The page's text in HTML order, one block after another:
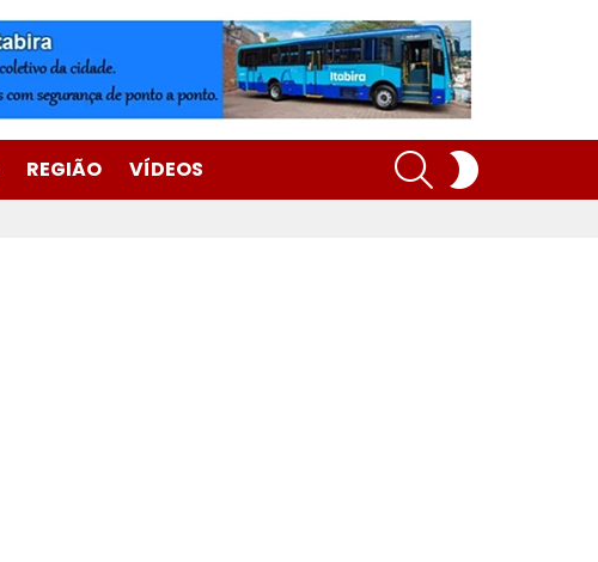
REGIÃO VÍDEOS
SEARCH